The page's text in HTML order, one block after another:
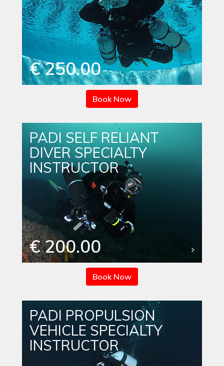
€ 250.00
Book Now
PADI SELF RELIANT
DIVER SPECIALTY
INSTRUCTOR
€ 200.00
Book Now
PADI PROPULSION
VEHICLE SPECIALTY
INSTRUCTOR